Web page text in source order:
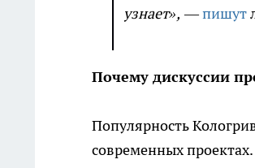
узнает», —пишут
Почему дискуссии
Популярность
современных